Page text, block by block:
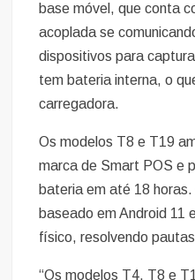
base móvel, que conta
acoplada se
dispositivos para
tem bateria interna, o
carregadora.
Os modelos T8 e T19
marca de Smart POS e
bateria em até 18
baseado em Android 11
físico, resolvendo
“Os modelos T4, T8 e